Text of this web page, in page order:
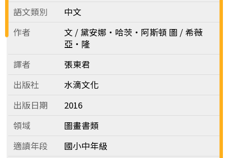
語文類別
中文
作者
文 / 黛安娜‧哈茨‧阿斯頓 圖 / 希薇
亞‧隆
譯者
張東君
出版社
水滴文化
出版日期
2016
領域
圖畫書類
適讀年段
國小中年級